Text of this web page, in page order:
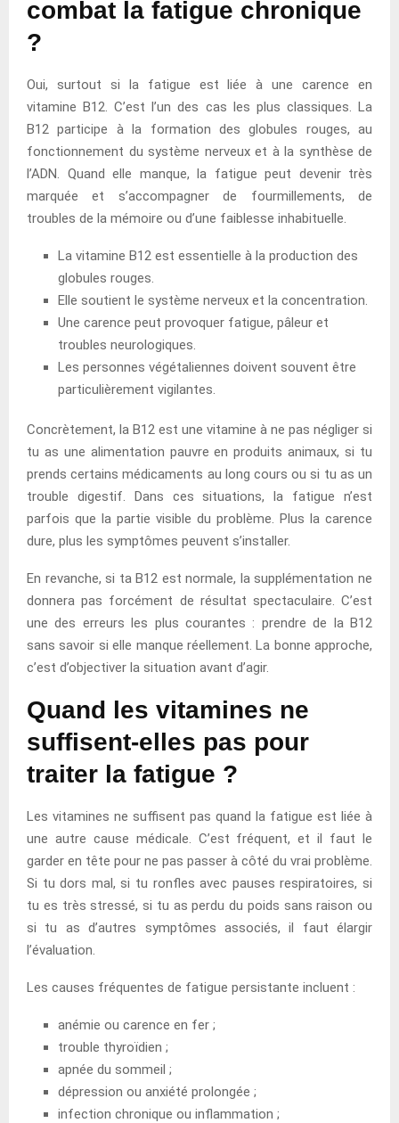
combat la fatigue chronique
?
Oui, surtout si la fatigue est liée à une carence en
vitamine B12. C’est l’un des cas les plus classiques. La
B12 participe à la formation des globules rouges, au
fonctionnement du système nerveux et à la synthèse de
l’ADN. Quand elle manque, la fatigue peut devenir très
marquée et s’accompagner de fourmillements, de
troubles de la mémoire ou d’une faiblesse inhabituelle.
La vitamine B12 est essentielle à la production des
globules rouges.
Elle soutient le système nerveux et la concentration.
Une carence peut provoquer fatigue, pâleur et
troubles neurologiques.
Les personnes végétaliennes doivent souvent être
particulièrement vigilantes.
Concrètement, la B12 est une vitamine à ne pas négliger si
tu as une alimentation pauvre en produits animaux, si tu
prends certains médicaments au long cours ou si tu as un
trouble digestif. Dans ces situations, la fatigue n’est
parfois que la partie visible du problème. Plus la carence
dure, plus les symptômes peuvent s’installer.
En revanche, si ta B12 est normale, la supplémentation ne
donnera pas forcément de résultat spectaculaire. C’est
une des erreurs les plus courantes : prendre de la B12
sans savoir si elle manque réellement. La bonne approche,
c’est d’objectiver la situation avant d’agir.
Quand les vitamines ne
suffisent-elles pas pour
traiter la fatigue ?
Les vitamines ne suffisent pas quand la fatigue est liée à
une autre cause médicale. C’est fréquent, et il faut le
garder en tête pour ne pas passer à côté du vrai problème.
Si tu dors mal, si tu ronfles avec pauses respiratoires, si
tu es très stressé, si tu as perdu du poids sans raison ou
si tu as d’autres symptômes associés, il faut élargir
l’évaluation.
Les causes fréquentes de fatigue persistante incluent :
anémie ou carence en fer ;
trouble thyroïdien ;
apnée du sommeil ;
dépression ou anxiété prolongée ;
infection chronique ou inflammation ;